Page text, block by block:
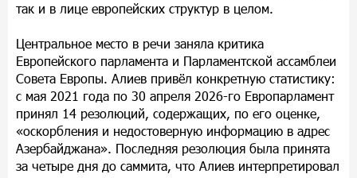
так и в лице европейских структур в целом.
Центральное место в речи заняла критика
Европейского парламента и Парламентской ассамблеи
Совета Европы. Алиев привёл конкретную статистику:
с мая 2021 года по 30 апреля 2026-го Европарламент
принял 14 резолюций, содержащих, по его оценке,
«оскорбления и недостоверную информацию в адрес
Азербайджана». Последняя резолюция была принята
за четыре дня до саммита, что Алиев интерпретировал